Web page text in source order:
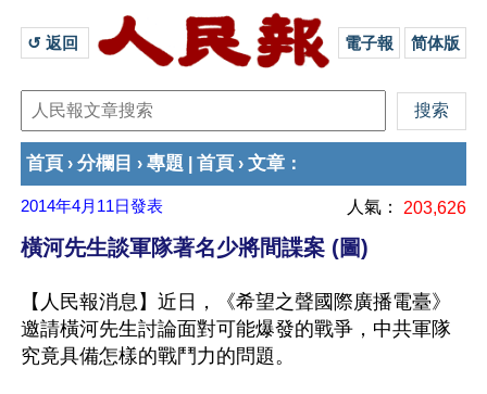
↺ 返回 電子報 简体版
首頁 › 分欄目 › 專題 首頁 › 文章 ：
2014年4月11日發表 人氣： 203,626
橫河先生談軍隊著名少將間諜案 (圖)
【人民報消息】近日，《希望之聲國際廣播電臺》
邀請橫河先生討論面對可能爆發的戰爭，中共軍隊
究竟具備怎樣的戰鬥力的問題。